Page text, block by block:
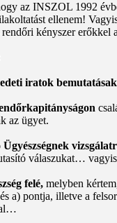
az INSZOL 1992
ellenem!
kényszer erőkkel
iratok
az ügyet.
válaszukat…
felé,melyben
a) pontja, illetve a